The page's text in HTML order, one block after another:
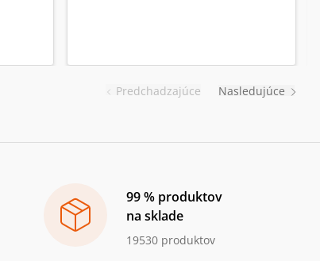
Predchadzajúce Nasledujúce
99 % produktov
na sklade
19530 produktov